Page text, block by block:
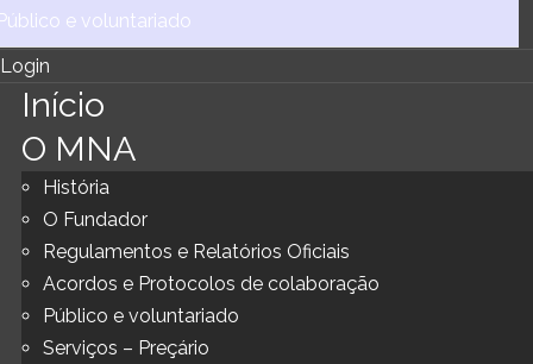
e voluntariado
Login
Início
O MNA
História
O Fundador
Regulamentos e Relatórios Oficiais
Acordos e Protocolos de colaboração
Público e voluntariado
Serviços – Preçário